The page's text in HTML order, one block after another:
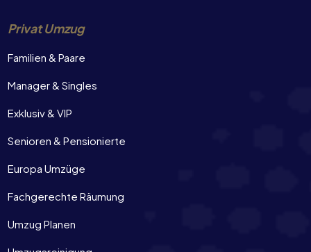
Privat Umzug
Familien & Paare
Manager & Singles
Exklusiv & VIP
Senioren & Pensionierte
Europa Umzüge
Fachgerechte Räumung
Umzug Planen